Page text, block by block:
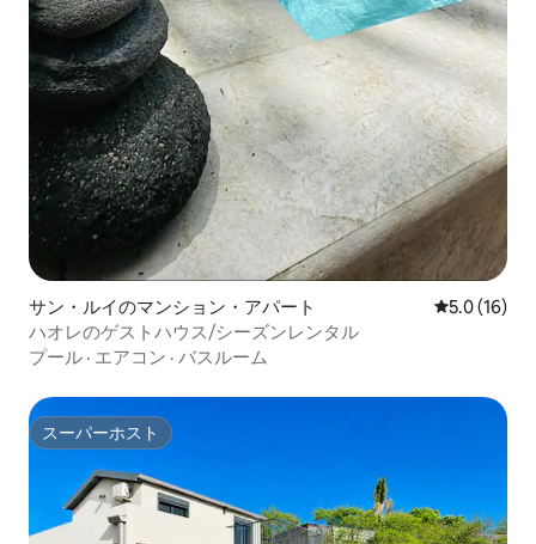
サン・ルイのマンション・アパート レビュー16
5.0 (16)
ハオレのゲストハウス/シーズンレンタル
プール · エアコン · バスルーム
スーパーホスト
スーパーホスト